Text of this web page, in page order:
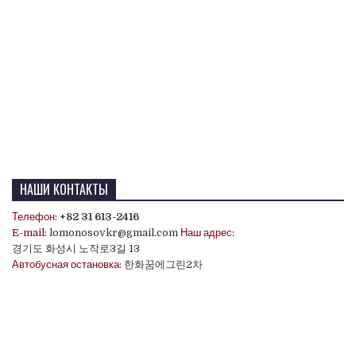
НАШИ КОНТАКТЫ
Телефон: +82 31 613-2416
E-mail: lomonosovkr@gmail.com Наш адрес:
경기도 화성시 노작로3길 13
Автобусная остановка: 한화꿈에그린2차